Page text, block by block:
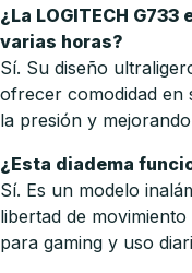
¿La LOGITECH
varias horas?
Sí. Su diseño
ofrecer comodidad en
la presión y
¿Esta diadema
Sí. Es un modelo
libertad de
para gaming y uso